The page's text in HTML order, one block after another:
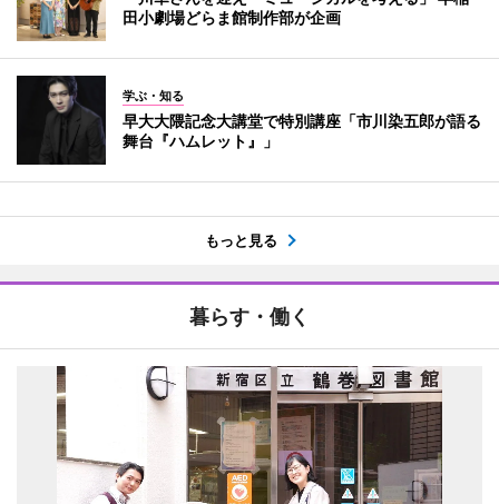
田小劇場どらま館制作部が企画
学ぶ・知る
早大大隈記念大講堂で特別講座「市川染五郎が語る
舞台『ハムレット』」
もっと見る
暮らす・働く